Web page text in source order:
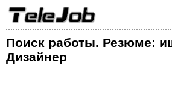
Поиск работы. Резюме:
Дизайнер